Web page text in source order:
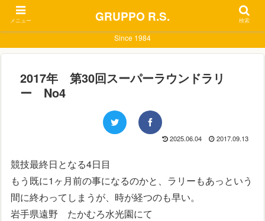
Since 1984
2017年 第30回スーパーラウンドラリ
ー No4
2025.06.04 2017.09.13
競技最終日となる4日目
もう既に1ヶ月前の事になるのかと、ラリーもあっという
間に終わってしまうが、時が経つのも早い。
岩手県遠野 たかむろ水光園にて
メニュー GRUPPO R.S. 検索